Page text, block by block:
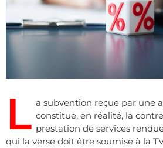
L a subvention reçue par une
constitue, en réalité, la
prestation de services
qui la verse doit être soumise à la